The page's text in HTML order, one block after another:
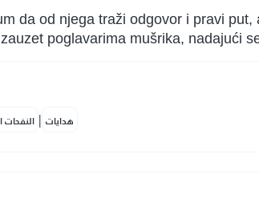
da od njega traži odgovor i pravi
poglavarima mušrika, nadajući
النفحات | هدايات